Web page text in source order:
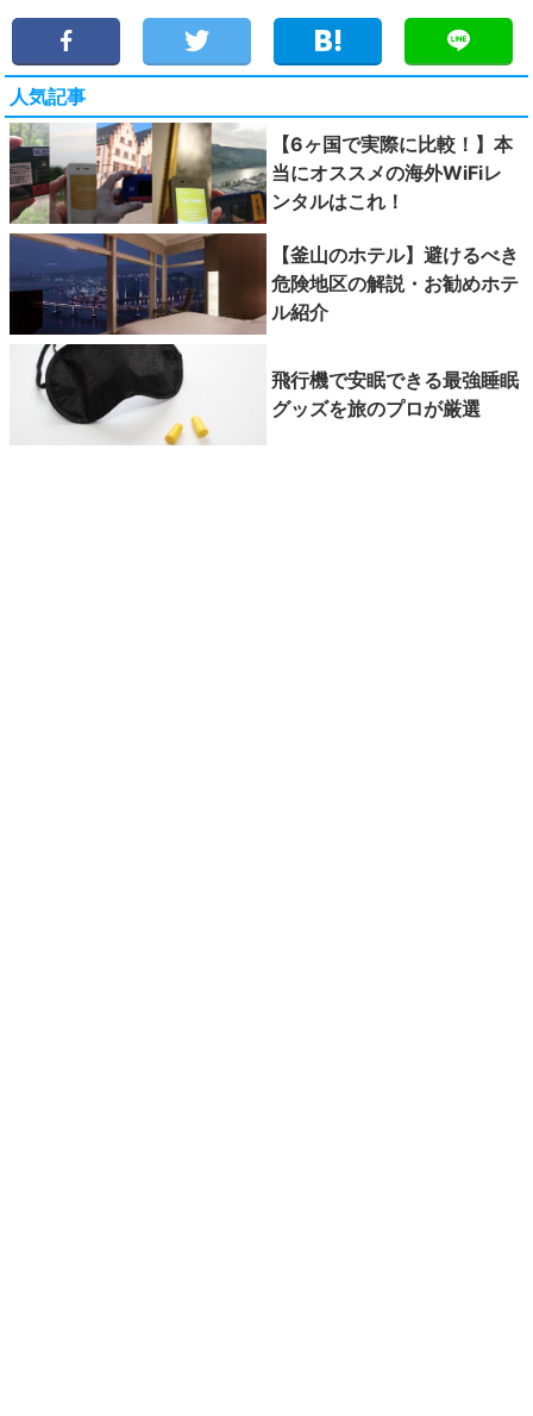
人気記事
【6ヶ国で実際に比較！】本
当にオススメの海外WiFiレ
ンタルはこれ！
【釜山のホテル】避けるべき
危険地区の解説・お勧めホテ
ル紹介
飛行機で安眠できる最強睡眠
グッズを旅のプロが厳選